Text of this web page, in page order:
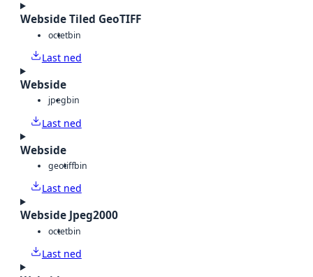
Webside Tiled GeoTIFF
octetbin
Last ned
Webside
jpegbin
Last ned
Webside
geotiffbin
Last ned
Webside Jpeg2000
octetbin
Last ned